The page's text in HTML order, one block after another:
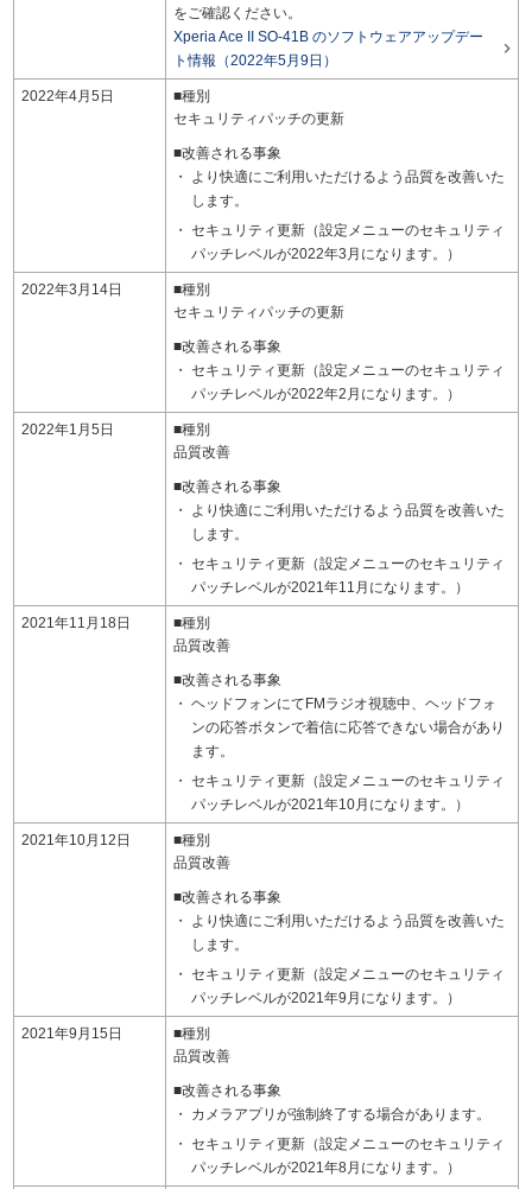
をご確認ください。
Xperia Ace II SO-41B のソフトウェアアップデー
ト情報（2022年5月9日）

2022年4月5日
■種別
セキュリティパッチの更新
■改善される事象
より快適にご利用いただけるよう品質を改善いた
します。
セキュリティ更新（設定メニューのセキュリティ
パッチレベルが2022年3月になります。）
2022年3月14日
■種別
セキュリティパッチの更新
■改善される事象
セキュリティ更新（設定メニューのセキュリティ
パッチレベルが2022年2月になります。）
2022年1月5日
■種別
品質改善
■改善される事象
より快適にご利用いただけるよう品質を改善いた
します。
セキュリティ更新（設定メニューのセキュリティ
パッチレベルが2021年11月になります。）
2021年11月18日
■種別
品質改善
■改善される事象
ヘッドフォンにてFMラジオ視聴中、ヘッドフォ
ンの応答ボタンで着信に応答できない場合があり
ます。
セキュリティ更新（設定メニューのセキュリティ
パッチレベルが2021年10月になります。）
2021年10月12日
■種別
品質改善
■改善される事象
より快適にご利用いただけるよう品質を改善いた
します。
セキュリティ更新（設定メニューのセキュリティ
パッチレベルが2021年9月になります。）
2021年9月15日
■種別
品質改善
■改善される事象
カメラアプリが強制終了する場合があります。
セキュリティ更新（設定メニューのセキュリティ
パッチレベルが2021年8月になります。）